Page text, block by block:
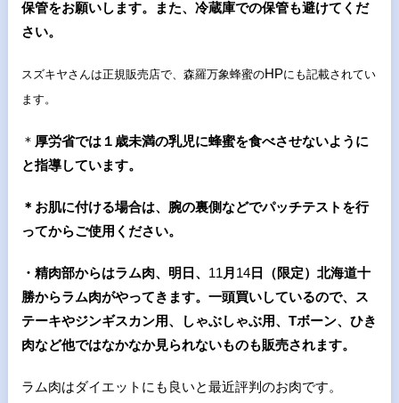
保管をお願いします。また、冷蔵庫での保管も避けてくだ
さい。
スズキヤさんは正規販売店で、森羅万象蜂蜜のHPにも記載されてい
ます。
＊ 厚労省では１歳未満の乳児に蜂蜜を食べさせないように
と指導しています。
＊お肌に付ける場合は、腕の裏側などでパッチテストを行
ってからご使用ください。
・精肉部からはラム肉、明日、 11 月 14日（限定）北海道十
勝からラム肉がやってきます。一頭買いしているので、ス
テーキやジンギスカン用、しゃぶしゃぶ用、Tボーン、ひき
肉など他ではなかなか見られないものも販売されます。
ラム肉はダイエットにも良いと最近評判のお肉です。